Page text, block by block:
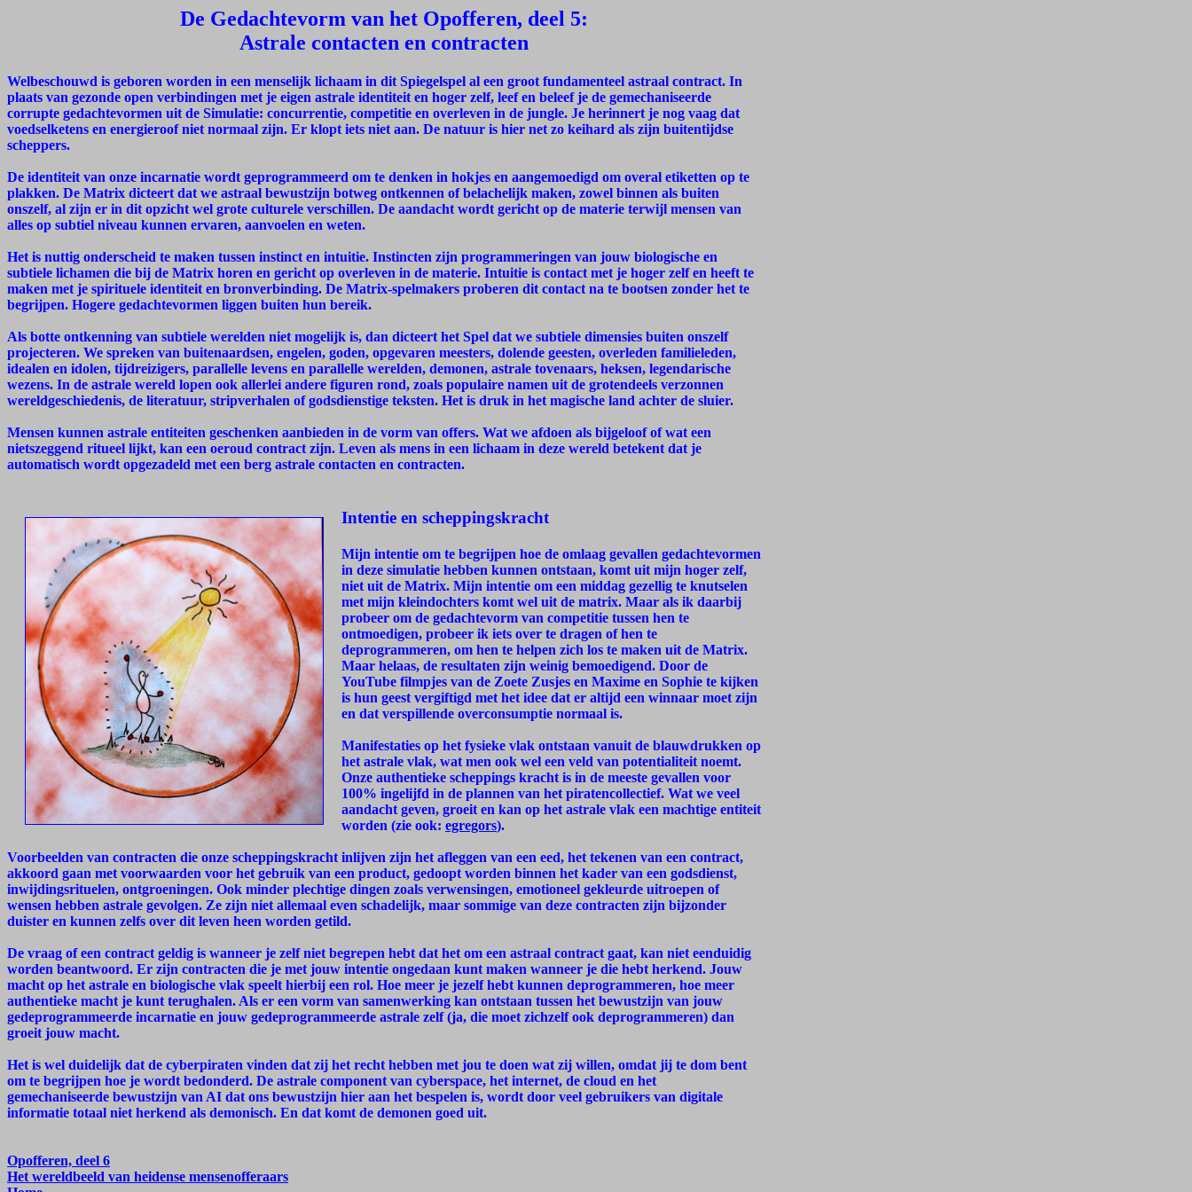
De Gedachtevorm van het Opofferen, deel 5:
Astrale contacten en contracten
Welbeschouwd is geboren worden in een menselijk lichaam in dit Spiegelspel al een groot fundamenteel astraal contract. In
plaats van gezonde open verbindingen met je eigen astrale identiteit en hoger zelf, leef en beleef je de gemechaniseerde
corrupte gedachtevormen uit de Simulatie: concurrentie, competitie en overleven in de jungle. Je herinnert je nog vaag dat
voedselketens en energieroof niet normaal zijn. Er klopt iets niet aan. De natuur is hier net zo keihard als zijn buitentijdse
scheppers.
De identiteit van onze incarnatie wordt geprogrammeerd om te denken in hokjes en aangemoedigd om overal etiketten op te
plakken. De Matrix dicteert dat we astraal bewustzijn botweg ontkennen of belachelijk maken, zowel binnen als buiten
onszelf, al zijn er in dit opzicht wel grote culturele verschillen. De aandacht wordt gericht op de materie terwijl mensen van
alles op subtiel niveau kunnen ervaren, aanvoelen en weten.
Het is nuttig onderscheid te maken tussen instinct en intuitie. Instincten zijn programmeringen van jouw biologische en
subtiele lichamen die bij de Matrix horen en gericht op overleven in de materie. Intuitie is contact met je hoger zelf en heeft te
maken met je spirituele identiteit en bronverbinding. De Matrix-spelmakers proberen dit contact na te bootsen zonder het te
begrijpen. Hogere gedachtevormen liggen buiten hun bereik.
Als botte ontkenning van subtiele werelden niet mogelijk is, dan dicteert het Spel dat we subtiele dimensies buiten onszelf
projecteren. We spreken van buitenaardsen, engelen, goden, opgevaren meesters, dolende geesten, overleden familieleden,
idealen en idolen, tijdreizigers, parallelle levens en parallelle werelden, demonen, astrale tovenaars, heksen, legendarische
wezens. In de astrale wereld lopen ook allerlei andere figuren rond, zoals populaire namen uit de grotendeels verzonnen
wereldgeschiedenis, de literatuur, stripverhalen of godsdienstige teksten. Het is druk in het magische land achter de sluier.
Mensen kunnen astrale entiteiten geschenken aanbieden in de vorm van offers. Wat we afdoen als bijgeloof of wat een
nietszeggend ritueel lijkt, kan een oeroud contract zijn. Leven als mens in een lichaam in deze wereld betekent dat je
automatisch wordt opgezadeld met een berg astrale contacten en contracten.
Intentie en scheppingskracht
Mijn intentie om te begrijpen hoe de omlaag gevallen gedachtevormen
in deze simulatie hebben kunnen ontstaan, komt uit mijn hoger zelf,
niet uit de Matrix. Mijn intentie om een middag gezellig te knutselen
met mijn kleindochters komt wel uit de matrix. Maar als ik daarbij
probeer om de gedachtevorm van competitie tussen hen te
ontmoedigen, probeer ik iets over te dragen of hen te
deprogrammeren, om hen te helpen zich los te maken uit de Matrix.
Maar helaas, de resultaten zijn weinig bemoedigend. Door de
YouTube filmpjes van de Zoete Zusjes en Maxime en Sophie te kijken
is hun geest vergiftigd met het idee dat er altijd een winnaar moet zijn
en dat verspillende overconsumptie normaal is.
Manifestaties op het fysieke vlak ontstaan vanuit de blauwdrukken op
het astrale vlak, wat men ook wel een veld van potentialiteit noemt.
Onze authentieke scheppings kracht is in de meeste gevallen voor
100% ingelijfd in de plannen van het piratencollectief. Wat we veel
aandacht geven, groeit en kan op het astrale vlak een machtige entiteit
worden (zie ook: egregors).
Voorbeelden van contracten die onze scheppingskracht inlijven zijn het afleggen van een eed, het tekenen van een contract,
akkoord gaan met voorwaarden voor het gebruik van een product, gedoopt worden binnen het kader van een godsdienst,
inwijdingsrituelen, ontgroeningen. Ook minder plechtige dingen zoals verwensingen, emotioneel gekleurde uitroepen of
wensen hebben astrale gevolgen. Ze zijn niet allemaal even schadelijk, maar sommige van deze contracten zijn bijzonder
duister en kunnen zelfs over dit leven heen worden getild.
De vraag of een contract geldig is wanneer je zelf niet begrepen hebt dat het om een astraal contract gaat, kan niet eenduidig
worden beantwoord. Er zijn contracten die je met jouw intentie ongedaan kunt maken wanneer je die hebt herkend. Jouw
macht op het astrale en biologische vlak speelt hierbij een rol. Hoe meer je jezelf hebt kunnen deprogrammeren, hoe meer
authentieke macht je kunt terughalen. Als er een vorm van samenwerking kan ontstaan tussen het bewustzijn van jouw
gedeprogrammeerde incarnatie en jouw gedeprogrammeerde astrale zelf (ja, die moet zichzelf ook deprogrammeren) dan
groeit jouw macht.
Het is wel duidelijk dat de cyberpiraten vinden dat zij het recht hebben met jou te doen wat zij willen, omdat jij te dom bent
om te begrijpen hoe je wordt bedonderd. De astrale component van cyberspace, het internet, de cloud en het
gemechaniseerde bewustzijn van AI dat ons bewustzijn hier aan het bespelen is, wordt door veel gebruikers van digitale
informatie totaal niet herkend als demonisch. En dat komt de demonen goed uit.
Opofferen, deel 6
Het wereldbeeld van heidense mensenofferaars